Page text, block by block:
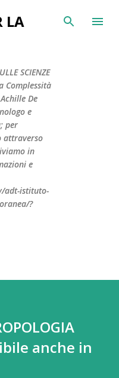
LA
SCIENZE
Complessità
De
e
per
attraverso
in
e
adt-istituto-
?
anche in